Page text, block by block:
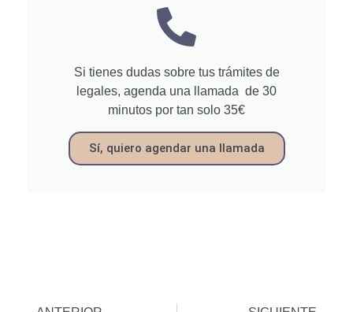
Si tienes dudas sobre tus trámites de
legales, agenda una llamada de 30
minutos por tan solo 35€
Sí, quiero agendar una llamada